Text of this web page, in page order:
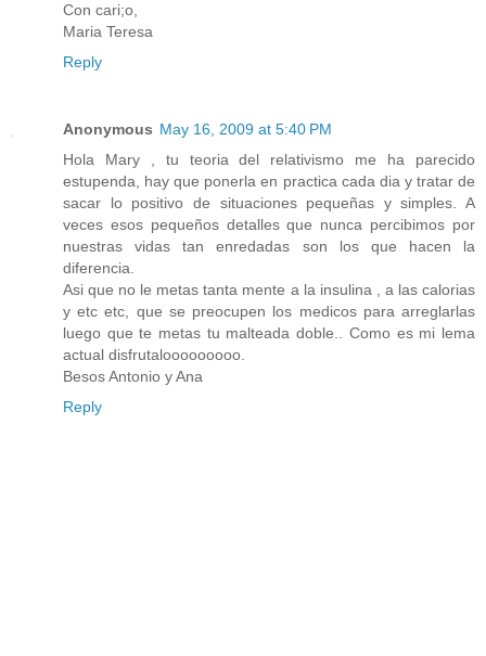
Con cari;o,
Maria Teresa
Reply
Anonymous May 16, 2009 at 5:40 PM
Hola Mary , tu teoria del relativismo me ha parecido
estupenda, hay que ponerla en practica cada dia y tratar de
sacar lo positivo de situaciones pequeñas y simples. A
veces esos pequeños detalles que nunca percibimos por
nuestras vidas tan enredadas son los que hacen la
diferencia.
Asi que no le metas tanta mente a la insulina , a las calorias
y etc etc, que se preocupen los medicos para arreglarlas
luego que te metas tu malteada doble.. Como es mi lema
actual disfrutalooooooooo.
Besos Antonio y Ana
Reply